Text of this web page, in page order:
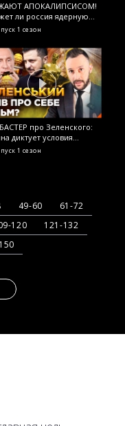
АПОКАЛИПСИСОМ!
ли россия ядерную
ОСТОРОЖНО! ФЕЙК
1 сезон
про Зеленского:
диктует условия
ОСТОРОЖНО! ФЕЙК
1 сезон
49-60
61-72
120
121-132